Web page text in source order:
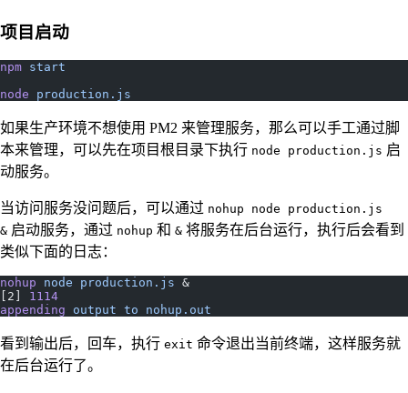
项目启动
npm start
node production.js
如果生产环境不想使用 PM2 来管理服务，那么可以手工通过脚
本来管理，可以先在项目根目录下执行 node production.js 启
动服务。
当访问服务没问题后，可以通过 nohup node production.js
& 启动服务，通过 nohup 和 & 将服务在后台运行，执行后会看到
类似下面的日志：
nohup node production.js &
[2] 1114
appending output to nohup.out
看到输出后，回车，执行 exit 命令退出当前终端，这样服务就
在后台运行了。